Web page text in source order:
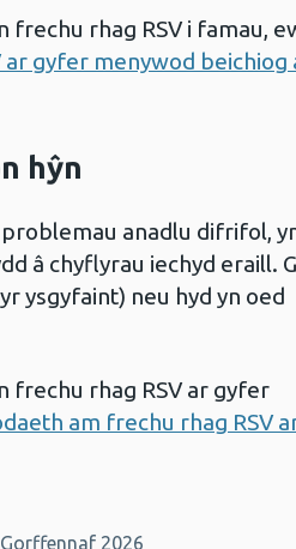
rhag RSV i famau,
gyfer menywod beichiog
hŷn
problemau anadlu difrifol,
â chyflyrau iechyd eraill.
ysgyfaint) neu hyd yn oed
frechu rhag RSV ar gyfer
am frechu rhag RSV
2026